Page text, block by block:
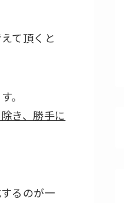
て頂くと
。
き、勝手に
るのが一